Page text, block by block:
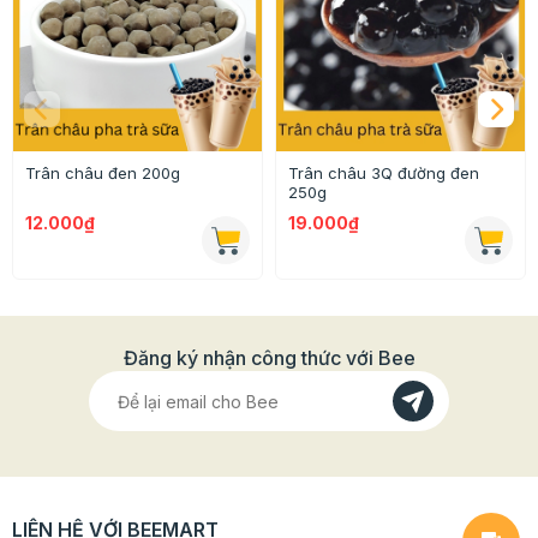
thường
Thạch có độ trong tốt, không có bong bóng nên
rất phù hợp với các loại thạch tạo hình, thạch 3D
Trân châu đen 200g
12.000₫
Trân châu 3Q đường đen
250g
19.000₫
Đăng ký nhận công thức với Bee
LIÊN HỆ VỚI BEEMART